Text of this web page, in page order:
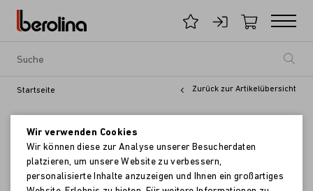
Startseite Zurück zur Artikelübersicht
Wir verwenden Cookies
Wir können diese zur Analyse unserer Besucherdaten
platzieren, um unsere Website zu verbessern,
personalisierte Inhalte anzuzeigen und Ihnen ein großartiges